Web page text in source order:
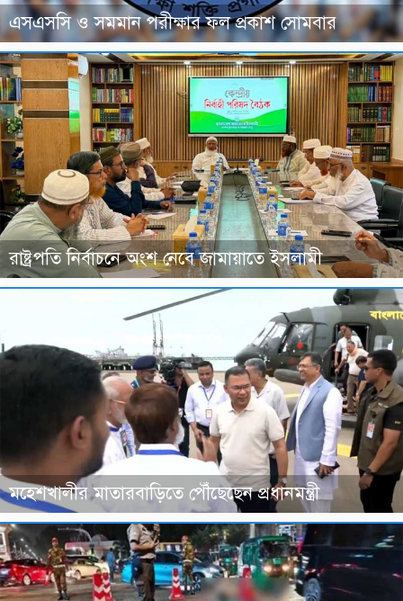
এসএসসি ও সমমান পরীক্ষার ফল প্রকাশ সোমবার
রাষ্ট্রপতি নির্বাচনে অংশ নেবে জামায়াতে ইসলামী
মহেশখালীর মাতারবাড়িতে পৌঁছেছেন প্রধানমন্ত্রী